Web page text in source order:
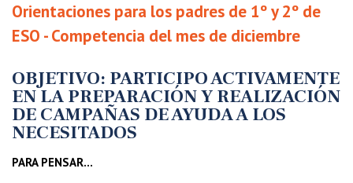
Educativo
educativas
Escolares
Bell-lloc
Orientaciones para los padres de 1º y 2º de
ESO - Competencia del mes de diciembre
OBJETIVO: PARTICIPO ACTIVAMENTE
EN LA PREPARACIÓN Y REALIZACIÓN
DE CAMPAÑAS DE AYUDA A LOS
NECESITADOS
PARA PENSAR…